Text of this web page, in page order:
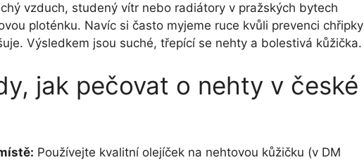
vzduch, studený vítr nebo radiátory v pražských bytech
ploténku. Navíc si často myjeme ruce kvůli prevenci chřipky
Výsledkem jsou suché, třepící se nehty a bolestivá kůžička.
jak pečovat o nehty v české
Používejte kvalitní olejíček na nehtovou kůžičku (v DM